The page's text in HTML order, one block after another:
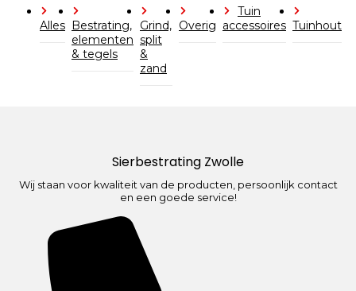
Alles Bestrating,
elementen
& tegels
Grind,
split
&
zand
Overig
Tuin
accessoires Tuinhout
Sierbestrating Zwolle
Wij staan voor kwaliteit van de producten, persoonlijk contact
en een goede service!